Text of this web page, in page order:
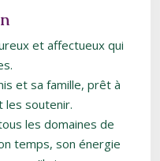
et affectueux qui
et sa famille, prêt à
soutenir.
les domaines de
temps, son énergie